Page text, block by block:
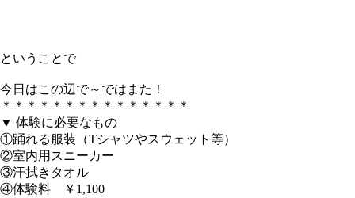
ということで
今日はこの辺で～ではまた！
＊＊＊＊＊＊＊＊＊＊＊＊＊＊＊
▼ 体験に必要なもの
①踊れる服装（Tシャツやスウェット等）
②室内用スニーカー
③汗拭きタオル
④体験料 ￥1,100